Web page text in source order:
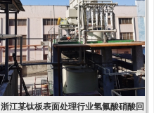
浙江某钛板表面处理行业氢氟酸硝酸回